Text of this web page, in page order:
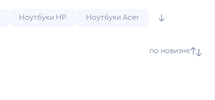
Ноутбуки HP Ноутбуки Acer
по новизне